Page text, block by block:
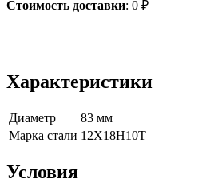
Стоимость доставки: 0 ₽
Характеристики
Диаметр
83 мм
Марка стали 12Х18Н10Т
Условия